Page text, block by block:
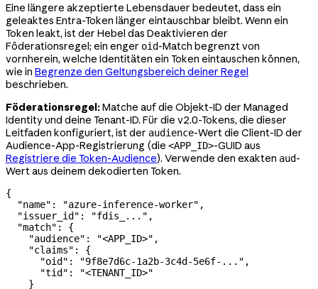
Eine längere akzeptierte Lebensdauer bedeutet, dass ein
geleaktes Entra-Token länger eintauschbar bleibt. Wenn ein
Token leakt, ist der Hebel das Deaktivieren der
Föderationsregel; ein enger oid-Match begrenzt von
vornherein, welche Identitäten ein Token eintauschen können,
wie in Begrenze den Geltungsbereich deiner Regel
beschrieben.
Föderationsregel:Matche auf die Objekt-ID der Managed
Identity und deine Tenant-ID. Für die v2.0-Tokens, die dieser
Leitfaden konfiguriert, ist der audience-Wert die Client-ID der
Audience-App-Registrierung (die <APP_ID>-GUID aus
Registriere die Token-Audience). Verwende den exakten aud-
Wert aus deinem dekodierten Token.
{
  "name"
: "azure-inference-worker" ,
  "issuer_id"
: "fdis_..." ,
  "match"
: {
    "audience"
: "<APP_ID>" ,
    "claims"
: {
      "oid"
: "9f8e7d6c-1a2b-3c4d-5e6f-..." ,
      "tid"
:
"<TENANT_ID>"
    }